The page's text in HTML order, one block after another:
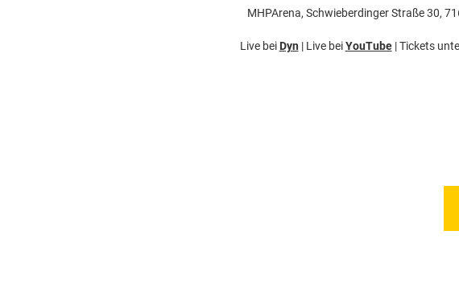
MHPArena, Schwieberdinger Straße 30,
Live bei Dyn | Live beiYouTube| Tickets